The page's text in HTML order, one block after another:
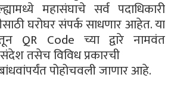
महासंघाचे सर्व पदाधिकारी
घरोघर संपर्क साधणार आहेत. या
QR Code च्या द्वारे नामवंत
तसेच विविध प्रकारची
पोहोचवली जाणार आहे.